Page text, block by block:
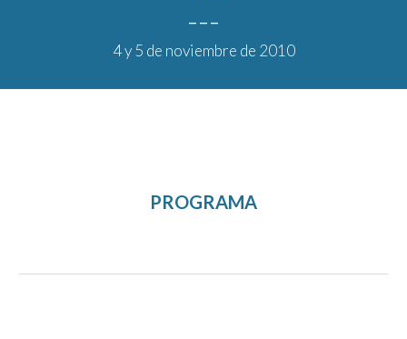
4 y 5 de noviembre de 201 0
PROGRAMA